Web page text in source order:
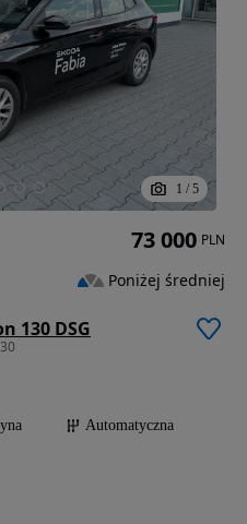
1 / 5
130 DSG
Automatyczna
73 000 PLN
Poniżej średniej